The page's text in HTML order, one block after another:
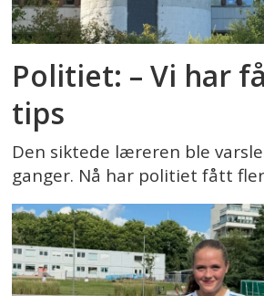
Politiet: – Vi har
tips
Den siktede læreren ble
ganger. Nå har politiet fått